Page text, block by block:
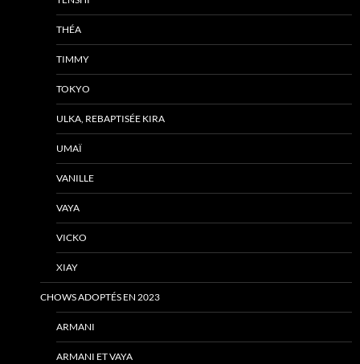
THÉA
TIMMY
TOKYO
ULKA, REBAPTISÉE KIRA
UMAÏ
VANILLE
VAYA
VICKO
XIAY
CHOWS ADOPTÉS EN 2023
ARMANI
ARMANI ET VAYA